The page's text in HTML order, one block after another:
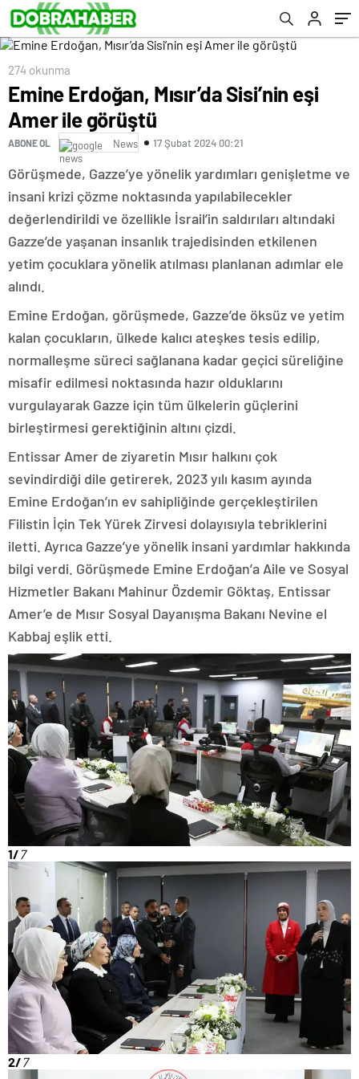
274 okunma
Emine Erdoğan, Mısır’da Sisi’nin eşi
Amer ile görüştü
ABONE OL News 17 Şubat 2024 00:21
Görüşmede, Gazze’ye yönelik yardımları genişletme ve
insani krizi çözme noktasında yapılabilecekler
değerlendirildi ve özellikle İsrail’in saldırıları altındaki
Gazze’de yaşanan insanlık trajedisinden etkilenen
yetim çocuklara yönelik atılması planlanan adımlar ele
alındı.
Emine Erdoğan, görüşmede, Gazze’de öksüz ve yetim
kalan çocukların, ülkede kalıcı ateşkes tesis edilip,
normalleşme süreci sağlanana kadar geçici süreliğine
misafir edilmesi noktasında hazır olduklarını
vurgulayarak Gazze için tüm ülkelerin güçlerini
birleştirmesi gerektiğinin altını çizdi.
Entissar Amer de ziyaretin Mısır halkını çok
sevindirdiği dile getirerek, 2023 yılı kasım ayında
Emine Erdoğan’ın ev sahipliğinde gerçekleştirilen
Filistin İçin Tek Yürek Zirvesi dolayısıyla tebriklerini
iletti. Ayrıca Gazze’ye yönelik insani yardımlar hakkında
bilgi verdi. Görüşmede Emine Erdoğan’a Aile ve Sosyal
Hizmetler Bakanı Mahinur Özdemir Göktaş, Entissar
Amer’e de Mısır Sosyal Dayanışma Bakanı Nevine el
Kabbaj eşlik etti.
1/ 7
2/ 7